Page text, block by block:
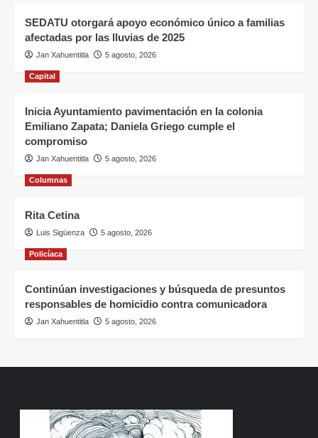
SEDATU otorgará apoyo económico único a familias
afectadas por las lluvias de 2025
Jan Xahuentitla 5 agosto, 2026
Capital
Inicia Ayuntamiento pavimentación en la colonia
Emiliano Zapata; Daniela Griego cumple el
compromiso
Jan Xahuentitla 5 agosto, 2026
Columnas
Rita Cetina
Luis Sigüenza 5 agosto, 2026
Policíaca
Continúan investigaciones y búsqueda de presuntos
responsables de homicidio contra comunicadora
Jan Xahuentitla 5 agosto, 2026